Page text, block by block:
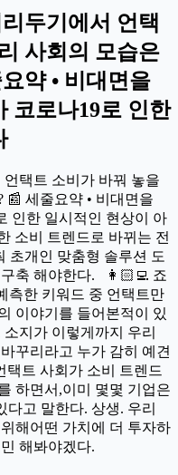
두기에서 언택
사회의 모습은
약 • 비대면을
코로나19로 인한
택트 소비가 바꿔 놓을
📰 세줄요약 • 비대면을
인한 일시적인 현상이 아
소비 트렌드로 바뀌는 전
초개인 맞춤형 솔루션 도
축 해야한다. 👩🏻‍💻 죠
측한 키워드 중 언택트만
이야기를 들어본적이 있
지가 이렇게까지 우리
꾸리라고 누가 감히 예견
택트 사회가 소비 트렌드
하면서,이미 몇몇 기업은
고 말한다. 상생. 우리
해어떤 가치에 더 투자하
해봐야겠다.